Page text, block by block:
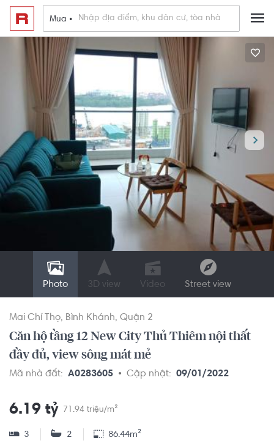
Mua •
Photo 3D view Video Street view
Mai Chí Thọ Bình Khánh Quận 2
Căn hộ tầng 12 New City Thủ Thiêm nội thất
đầy đủ, view sông mát mẻ
Mã nhà đất: A0283605 Cập nhật: 09/01/2022
6.19 tỷ 71.94 triệu/m²
3 2 86.44m²